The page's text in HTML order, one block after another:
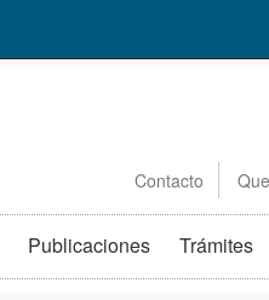
Contacto
Publicaciones Trámites